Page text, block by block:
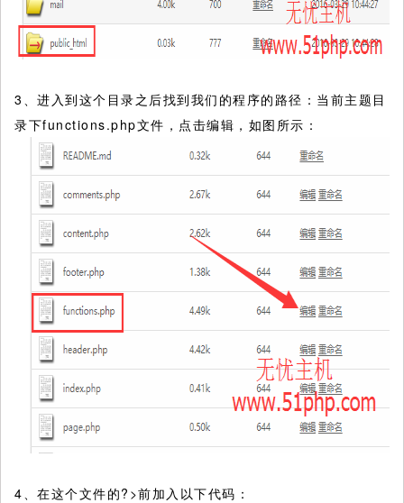
3、进入到这个目录之后找到我们的程序的路径：当前主题目
录下functions.php文件，点击编辑，如图所示：
4、在这个文件的?>前加入以下代码：